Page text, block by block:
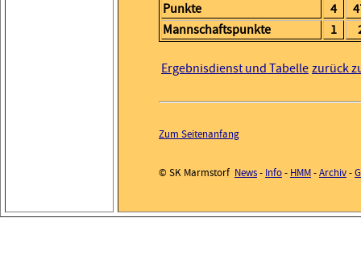
Punkte
4
Mannschaftspunkte
1
Ergebnisdienst und Tabelle zurück
Zum Seitenanfang
© SK Marmstorf News- Info- HMM-Archiv-